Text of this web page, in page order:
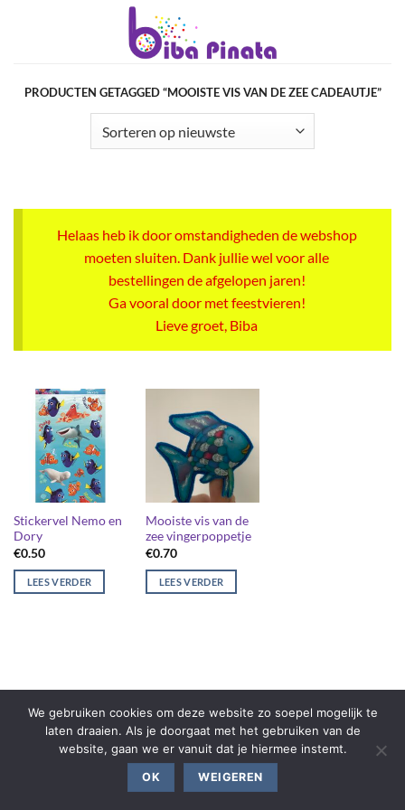
PRODUCTEN GETAGGED “MOOISTE VIS VAN DE ZEE CADEAUTJE”
Helaas heb ik door omstandigheden de webshop
moeten sluiten. Dank jullie wel voor alle
bestellingen de afgelopen jaren!
Ga vooral door met feestvieren!
Lieve groet, Biba
Stickervel Nemo en
Dory
€0.50
LEES VERDER
Mooiste vis van de
zee vingerpoppetje
€0.70
LEES VERDER
We gebruiken cookies om deze website zo soepel mogelijk te
laten draaien. Als je doorgaat met het gebruiken van de
website, gaan we er vanuit dat je hiermee instemt.
OK WEIGEREN